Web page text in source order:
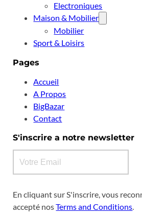
Electroniques
Maison & Mobilier
Mobilier
Sport & Loisirs
Pages
Accueil
A Propos
BigBazar
Contact
S'inscrire a notre newsletter
En cliquant sur S'inscrire, vous
accepté nosTerms and Conditions.